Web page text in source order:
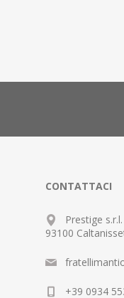
CONTATTACI
Prestige
93100
+39 0934